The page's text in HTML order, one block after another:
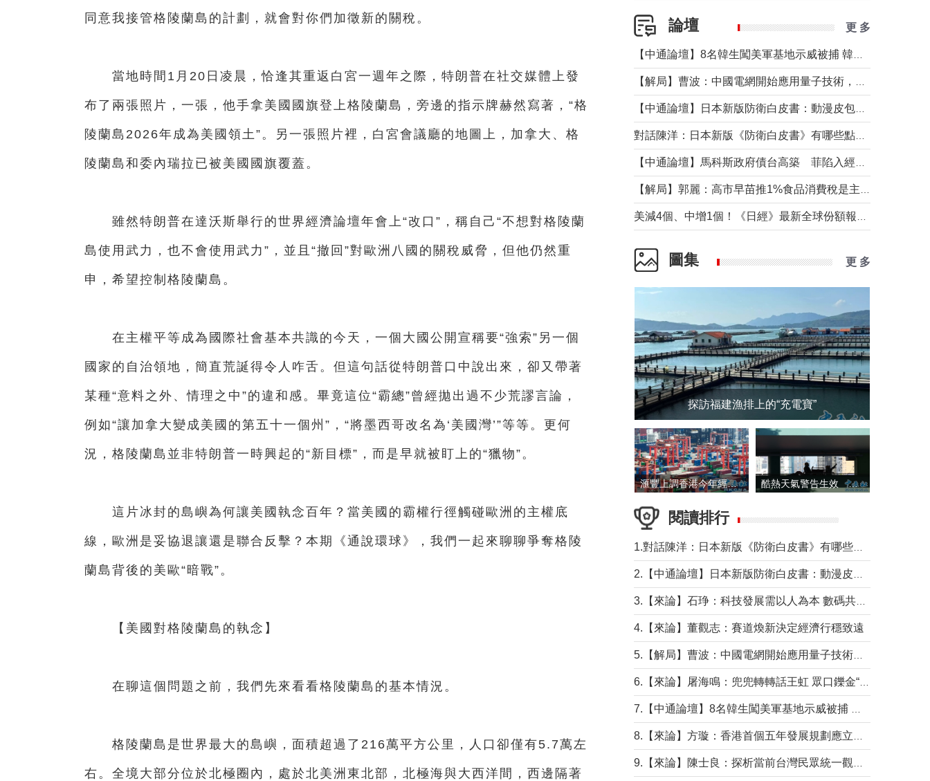
同意我接管格陵蘭島的計劃，就會對你們加徵新的關稅。
當地時間1月20日凌晨，恰逢其重返白宮一週年之際，特朗普在社交媒體上發
布了兩張照片，一張，他手拿美國國旗登上格陵蘭島，旁邊的指示牌赫然寫著，“格
陵蘭島2026年成為美國領土”。另一張照片裡，白宮會議廳的地圖上，加拿大、格
陵蘭島和委內瑞拉已被美國國旗覆蓋。
雖然特朗普在達沃斯舉行的世界經濟論壇年會上“改口”，稱自己“不想對格陵蘭
島使用武力，也不會使用武力”，並且“撤回”對歐洲八國的關稅威脅，但他仍然重
申，希望控制格陵蘭島。
在主權平等成為國際社會基本共識的今天，一個大國公開宣稱要“強索”另一個
國家的自治領地，簡直荒誕得令人咋舌。但這句話從特朗普口中說出來，卻又帶著
某種“意料之外、情理之中”的違和感。畢竟這位“霸總”曾經拋出過不少荒謬言論，
例如“讓加拿大變成美國的第五十一個州”，“將墨西哥改名為‘美國灣’”等等。更何
況，格陵蘭島並非特朗普一時興起的“新目標”，而是早就被盯上的“獵物”。
這片冰封的島嶼為何讓美國執念百年？當美國的霸權行徑觸碰歐洲的主權底
線，歐洲是妥協退讓還是聯合反擊？本期《通說環球》，我們一起來聊聊爭奪格陵
蘭島背後的美歐“暗戰”。
【美國對格陵蘭島的執念】
在聊這個問題之前，我們先來看看格陵蘭島的基本情況。
格陵蘭島是世界最大的島嶼，面積超過了216萬平方公里，人口卻僅有5.7萬左
右。全境大部分位於北極圈內，處於北美洲東北部，北極海與大西洋間，西邊隔著
論壇 更 多
圖集 更 多
探訪福建漁排上的“充電寶”
滙豐上調香港今年經濟增長預測至4.5% 酷熱天氣警告生效 本港高溫持續至下周
閱讀排行
4.【來論】董觀志：賽道煥新決定經濟行穩致遠